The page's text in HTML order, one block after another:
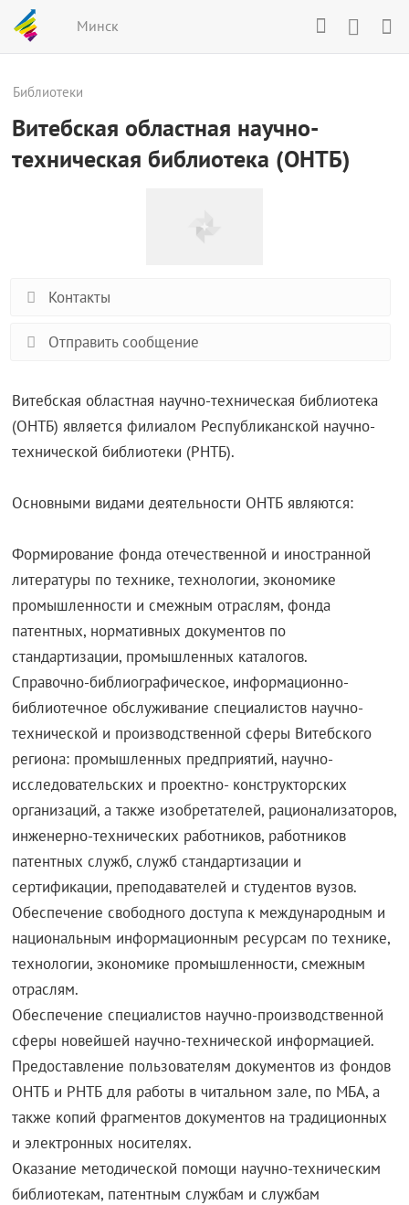
Минск
Библиотеки
Витебская областная научно-
техническая библиотека (ОНТБ)
Контакты
Отправить сообщение
Витебская областная научно-техническая библиотека
(ОНТБ) является филиалом Республиканской научно-
технической библиотеки (РНТБ).
Основными видами деятельности ОНТБ являются:
Формирование фонда отечественной и иностранной
литературы по технике, технологии, экономике
промышленности и смежным отраслям, фонда
патентных, нормативных документов по
стандартизации, промышленных каталогов.
Справочно-библиографическое, информационно-
библиотечное обслуживание специалистов научно-
технической и производственной сферы Витебского
региона: промышленных предприятий, научно-
исследовательских и проектно- конструкторских
организаций, а также изобретателей, рационализаторов,
инженерно-технических работников, работников
патентных служб, служб стандартизации и
сертификации, преподавателей и студентов вузов.
Обеспечение свободного доступа к международным и
национальным информационным ресурсам по технике,
технологии, экономике промышленности, смежным
отраслям.
Обеспечение специалистов научно-производственной
сферы новейшей научно-технической информацией.
Предоставление пользователям документов из фондов
ОНТБ и РНТБ для работы в читальном зале, по МБА, а
также копий фрагментов документов на традиционных
и электронных носителях.
Оказание методической помощи научно-техническим
библиотекам, патентным службам и службам